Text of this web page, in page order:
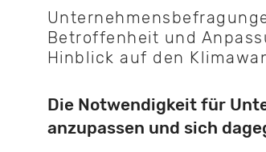
Betroffenheit und
Hinblick auf den
Die Notwendigkeit für
anzupassen und sich